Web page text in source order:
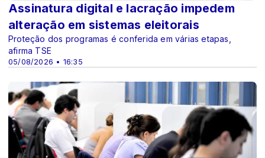
05/08/2026 • 16:35
Assinatura digital e lacração impedem
alteração em sistemas eleitorais
Proteção dos programas é conferida em várias etapas,
afirma TSE